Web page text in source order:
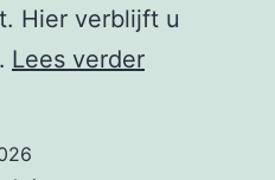
Hier verblijft u
Lees verderNieuwbrief